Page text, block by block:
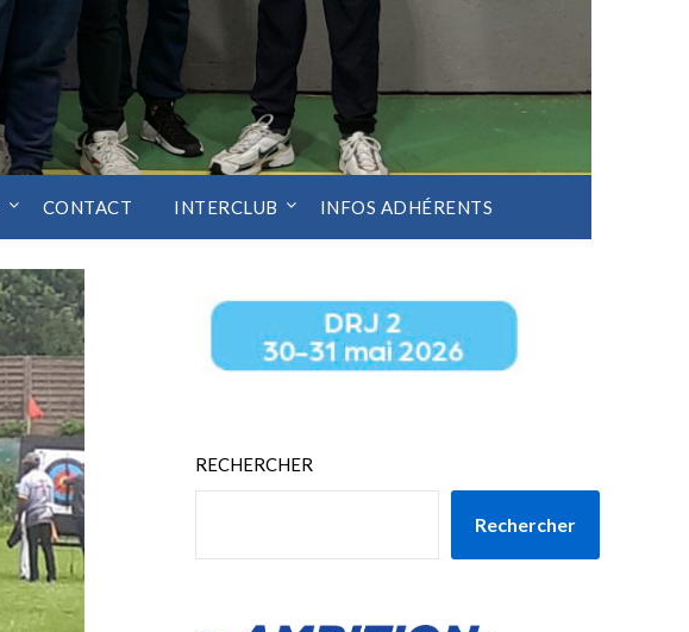
CONTACT INTERCLUB INFOS ADHÉRENTS
RECHERCHER
Rechercher